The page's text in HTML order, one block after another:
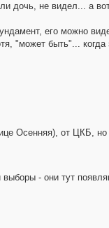
дочь, не видел... а
его можно
"может быть"... когда
Осенняя), от ЦКБ, но
- они тут